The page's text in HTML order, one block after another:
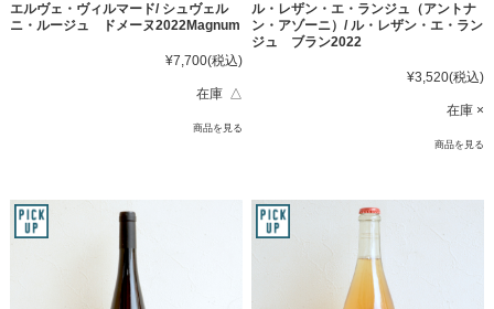
エルヴェ・ヴィルマード/ シュヴェル
ニ・ルージュ ドメーヌ2022Magnum
¥7,700(税込)
在庫 △
商品を見る
ル・レザン・エ・ランジュ（アントナ
ン・アゾーニ）/ ル・レザン・エ・ラン
ジュ ブラン2022
¥3,520(税込)
在庫 ×
商品を見る